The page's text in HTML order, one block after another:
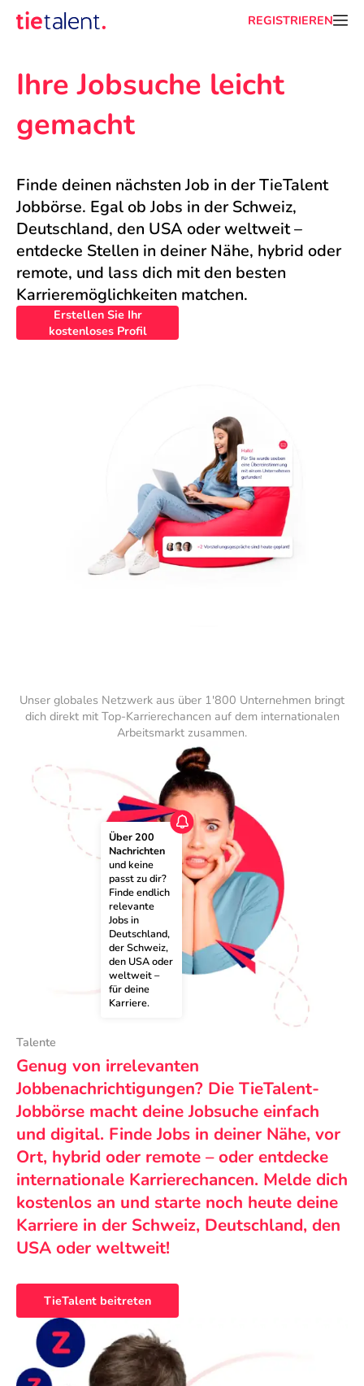
REGISTRIEREN
Ihre Jobsuche leicht
gemacht
Finde deinen nächsten Job in der TieTalent
Jobbörse. Egal ob Jobs in der Schweiz,
Deutschland, den USA oder weltweit –
entdecke Stellen in deiner Nähe, hybrid oder
remote, und lass dich mit den besten
Karrieremöglichkeiten matchen.
Erstellen Sie Ihr
kostenloses Profil
Unser globales Netzwerk aus über 1'800 Unternehmen bringt
dich direkt mit Top-Karrierechancen auf dem internationalen
Arbeitsmarkt zusammen.
Über 200
Nachrichten
und keine
passt zu dir?
Finde endlich
relevante
Jobs in
Deutschland,
der Schweiz,
den USA oder
weltweit –
für deine
Karriere.
Talente
Genug von irrelevanten
Jobbenachrichtigungen? Die TieTalent-
Jobbörse macht deine Jobsuche einfach
und digital. Finde Jobs in deiner Nähe, vor
Ort, hybrid oder remote – oder entdecke
internationale Karrierechancen. Melde dich
kostenlos an und starte noch heute deine
Karriere in der Schweiz, Deutschland, den
USA oder weltweit!
TieTalent beitreten